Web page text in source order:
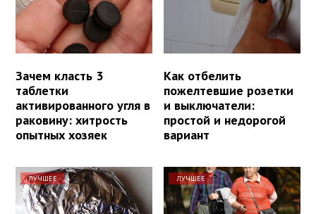
Зачем класть 3
таблетки
активированного угля в
раковину: хитрость
опытных хозяек
Как отбелить
пожелтевшие розетки
и выключатели:
простой и недорогой
вариант
ЛУЧШЕЕ ЛУЧШЕЕ